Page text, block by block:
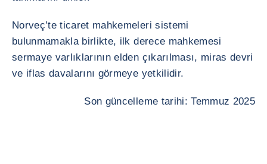
Norveç’te ticaret mahkemeleri sistemi
bulunmamakla birlikte, ilk derece mahkemesi
sermaye varlıklarının elden çıkarılması, miras devri
ve iflas davalarını görmeye yetkilidir.
Son güncelleme tarihi: Temmuz 2025